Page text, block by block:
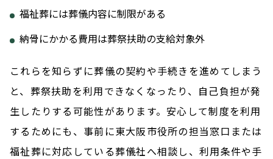
福祉葬には葬儀内容に制限がある
納骨にかかる費用は葬祭扶助の支給対象外
これらを知らずに葬儀の契約や手続きを進めてしまう
と、葬祭扶助を利用できなくなったり、自己負担が発
生したりする可能性があります。安心して制度を利用
するためにも、事前に東大阪市役所の担当窓口または
福祉葬に対応している葬儀社へ相談し、利用条件や手